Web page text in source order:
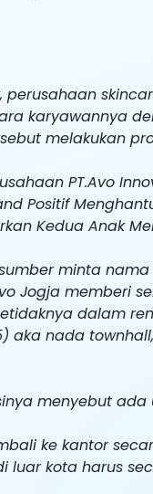
perusahaan
karyawannya
melakukan
PT.Avo
Positif
Kedua Anak
minta
Jogja memberi
dalam
nada
menyebut
ke kantor
kota harus